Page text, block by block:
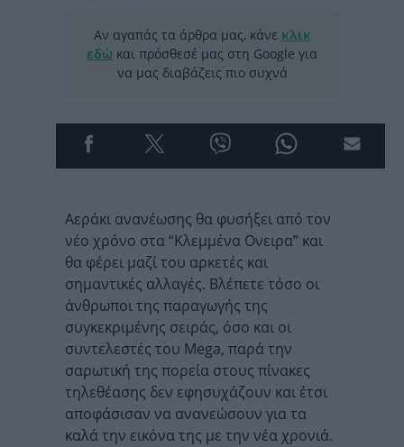
Αν αγαπάς τα άρθρα μας, κάνε κλικ
εδώ και πρόσθεσέ μας στη Google για
να μας διαβάζεις πιο συχνά
Αεράκι ανανέωσης θα φυσήξει από τον
νέο χρόνο στα “Κλεμμένα Ονειρα” και
θα φέρει μαζί του αρκετές και
σημαντικές αλλαγές. Βλέπετε τόσο οι
άνθρωποι της παραγωγής της
συγκεκριμένης σειράς, όσο και οι
συντελεστές του Mega, παρά την
σαρωτική της πορεία στους πίνακες
τηλεθέασης δεν εφησυχάζουν και έτσι
αποφάσισαν να ανανεώσουν για τα
καλά την εικόνα της με την νέα χρονιά.